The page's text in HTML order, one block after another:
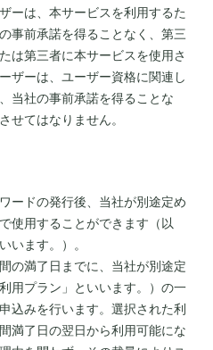
ーは、本サービスを利用するた
事前承諾を得ることなく、第三
は第三者に本サービスを使用さ
ザーは、ユーザー資格に関連し
当社の事前承諾を得ることな
せてはなりません。
ードの発行後、当社が別途定め
使用することができます（以
います。）。
の満了日までに、当社が別途定
用プラン」といいます。）の一
込みを行います。選択された利
満了日の翌日から利用可能にな